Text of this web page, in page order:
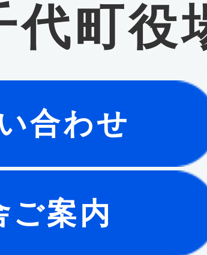
代町役
合わせ
ご案内